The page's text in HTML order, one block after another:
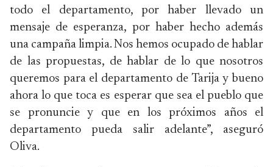
todo el departamento, por haber llevado un
mensaje de esperanza, por haber hecho además
una campaña limpia. Nos hemos ocupado de hablar
de las propuestas, de hablar de lo que nosotros
queremos para el departamento de Tarija y bueno
ahora lo que toca es esperar que sea el pueblo que
se pronuncie y que en los próximos años el
departamento pueda salir adelante”, aseguró
Oliva.